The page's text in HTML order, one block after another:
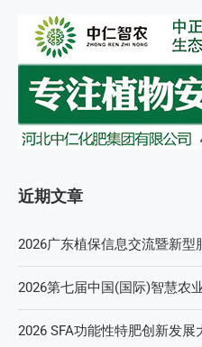
近期文章
2026广东植保信息交流暨新型
2026第七届中国(国际)智慧农
2026 SFA功能性特肥创新发展